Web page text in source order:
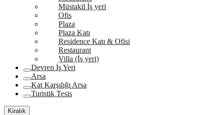
Müstakil İş yeri
Ofis
Plaza
Plaza Katı
Residence Katı & Ofisi
Restaurant
Villa (İş yeri)
Devren İş Yeri
Arsa
Kat Karşılığı Arsa
Turistik Tesis
Kiralık